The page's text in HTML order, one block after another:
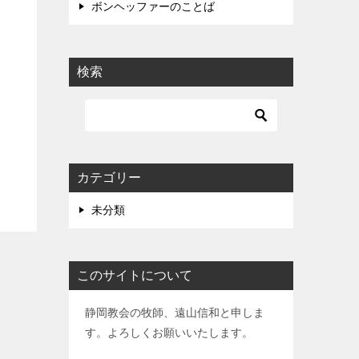
ボンヘッファーのことば
検索
カテゴリー
未分類
このサイトについて
静岡教会の牧師、遠山信和と申しま
す。よろしくお願いいたします。